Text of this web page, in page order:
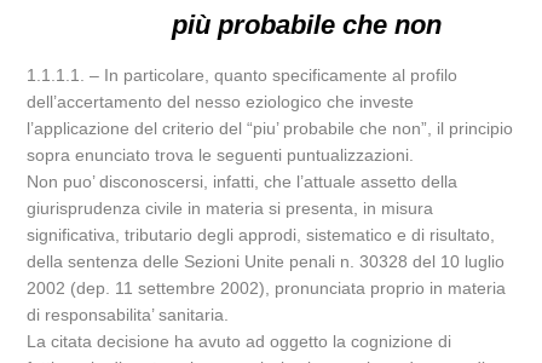
più probabile che non
1.1.1.1. – In particolare, quanto specificamente al profilo
dell’accertamento del nesso eziologico che investe
l’applicazione del criterio del “piu’ probabile che non”, il principio
sopra enunciato trova le seguenti puntualizzazioni.
Non puo’ disconoscersi, infatti, che l’attuale assetto della
giurisprudenza civile in materia si presenta, in misura
significativa, tributario degli approdi, sistematico e di risultato,
della sentenza delle Sezioni Unite penali n. 30328 del 10 luglio
2002 (dep. 11 settembre 2002), pronunciata proprio in materia
di responsabilita’ sanitaria.
La citata decisione ha avuto ad oggetto la cognizione di